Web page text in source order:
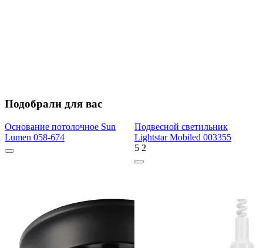
Подобрали для вас
Основание потолочное Sun
Lumen 058-674
Подвесной светильник
Lightstar Mobiled 003355
5 2